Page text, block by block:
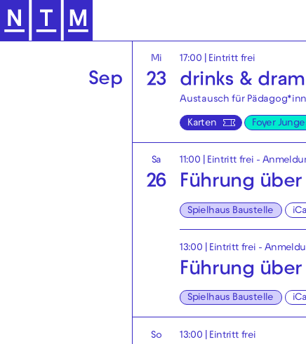
Zur Hauptnavigation springen
Sep
Mi
23
17:00 Eintritt frei
drinks &
Austausch für
Karten Foyer
Sa
26
11:00 Eintritt frei -
Führung
Spielhaus Baustelle iCal
13:00 Eintritt frei -
Führung
Spielhaus Baustelle
So 13:00 Eintritt frei